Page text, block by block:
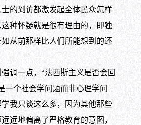
士的到访都激发起全体民众怎样
种怀疑就是很有理由的，即独
从前那样比人们所能想到的还
一点，“法西斯主义是否会回
一个社会学问题而非心理学问
我只谈这么多，因为其他那些
远地偏离了严格教育的意图，